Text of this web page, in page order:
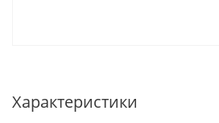
Характеристики